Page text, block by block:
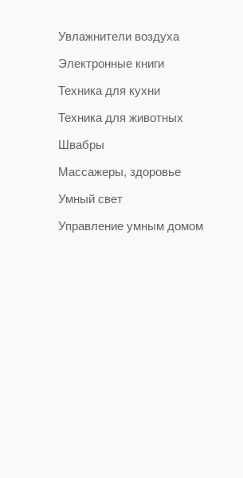
Увлажнители воздуха
Электронные книги
Техника для кухни
Техника для животных
Швабры
Массажеры, здоровье
Умный свет
Управление умным домом